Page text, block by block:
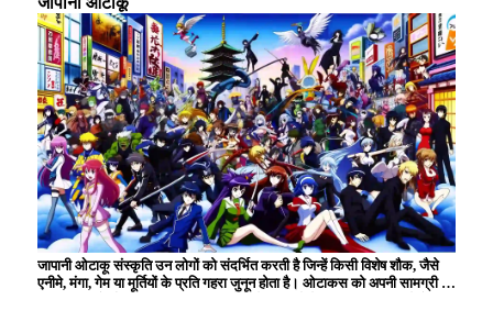
प्रकाश की सुंदर कला का निर्माण करती है। केंदामा एक पारंपरिक खिलौना है जिसके
लिए कौशल और एकाग्रता की आवश्यकता होती है, और पीढ़ियों से इसे पसंद किया जाता
है। इन खेलों का अभी भी कई लोग महत्वपूर्ण सांस्कृतिक गतिविधियों के रूप में आनंद लेते
हैं जो परिवार और दोस्तों के साथ संबंधों को गहरा करते हैं।
जापानी ओटाकू संस्कृति उन लोगों को संदर्भित करती है जिन्हें किसी विशेष शौक, जैसे
एनीमे, मंगा, गेम या मूर्तियों के प्रति गहरा जुनून होता है। ओटाकस को अपनी सामग्री का